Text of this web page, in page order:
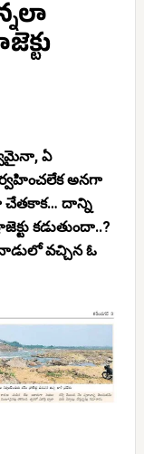
ఏ
అనగా
చేతకాక… దాన్ని
కడుతుందా..?
వచ్చిన ఓ